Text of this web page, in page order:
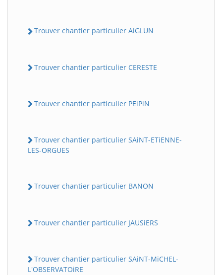
Trouver chantier particulier AiGLUN
Trouver chantier particulier CERESTE
Trouver chantier particulier PEiPiN
Trouver chantier particulier SAiNT-ETiENNE-
LES-ORGUES
Trouver chantier particulier BANON
Trouver chantier particulier JAUSiERS
Trouver chantier particulier SAiNT-MiCHEL-
L'OBSERVATOiRE